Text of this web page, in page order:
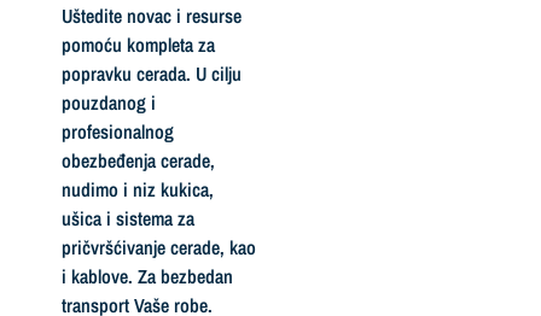
Uštedite novac i resurse
pomoću kompleta za
popravku cerada. U cilju
pouzdanog i
profesionalnog
obezbeđenja cerade,
nudimo i niz kukica,
ušica i sistema za
pričvršćivanje cerade, kao
i kablove. Za bezbedan
transport Vaše robe.